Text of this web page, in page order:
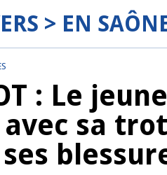
> EN
: Le
sa